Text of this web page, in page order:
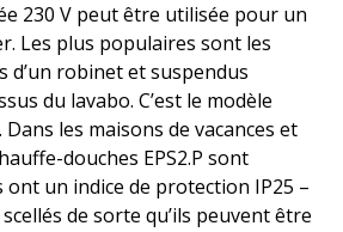
230 V peut être utilisée pour un
Les plus populaires sont les
d’un robinet et suspendus
du lavabo. C’est le modèle
Dans les maisons de vacances et
douches EPS2.P sont
ont un indice de protection IP25 –
de sorte qu’ils peuvent être